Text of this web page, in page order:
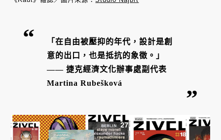
「在自由被壓抑的年代，設計是創
意的出口，也是抵抗的象徵。」
—— 捷克經濟文化辦事處副代表
Martina Rubešková